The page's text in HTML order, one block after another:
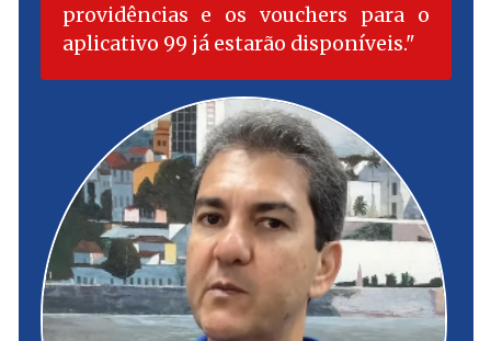
providências e os vouchers para o
aplicativo 99 já estarão disponíveis.